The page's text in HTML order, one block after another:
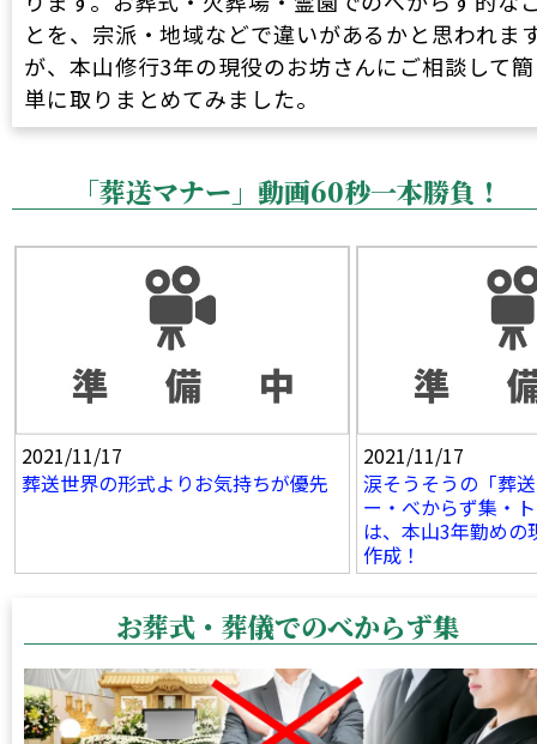
とを、宗派・地域などで違いがあるかと思われま
が、本山修行3年の現役のお坊さんにご相談して簡
単に取りまとめてみました。
「葬送マナー」動画60秒一本勝負！
2021/11/17
葬送世界の形式よりお気持ちが優先
2021/11/17
涙そうそうの「葬
ー・べからず集・
は、本山3年勤めの
作成！
お葬式・葬儀でのべからず集